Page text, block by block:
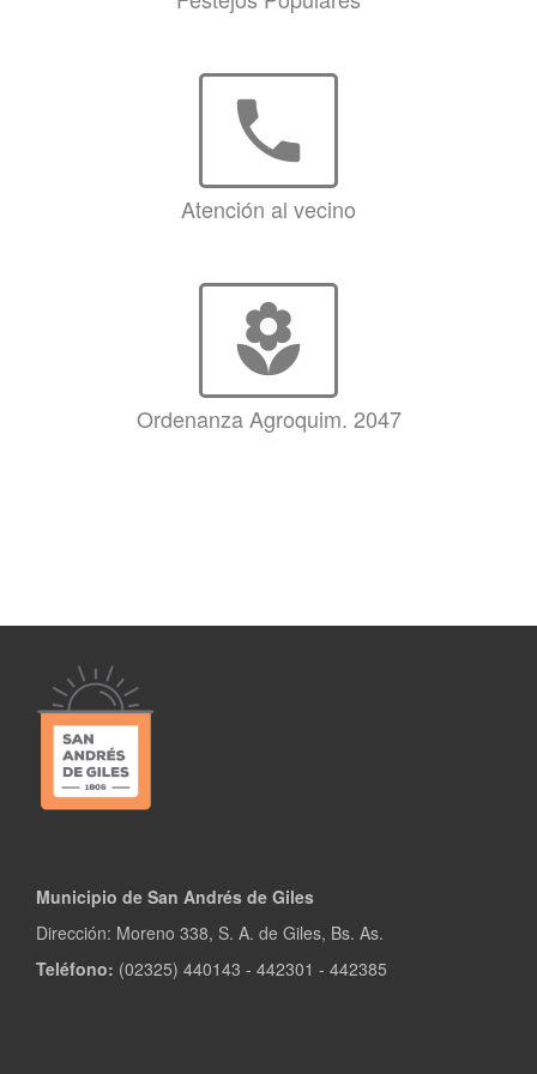
phone
Atención al vecino
local_florist
Ordenanza Agroquim. 2047
Municipio de San Andrés de Giles
Dirección: Moreno 338, S. A. de Giles, Bs. As.
Teléfono: (02325) 440143 - 442301 - 442385